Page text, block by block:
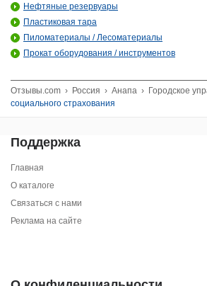
Нефтяные резервуары
Пластиковая тара
Пиломатериалы / Лесоматериалы
Прокат оборудования / инструментов
Отзывы.com › Россия › Анапа › Городское
социального страхования
Поддержка
Главная
О каталоге
Связаться с нами
Реклама на сайте